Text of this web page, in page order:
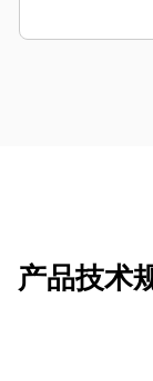
产品技术